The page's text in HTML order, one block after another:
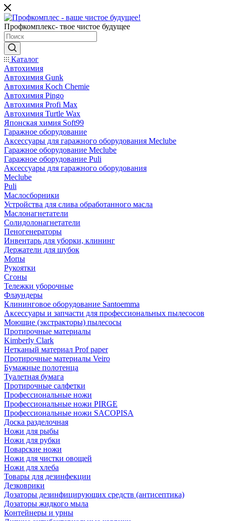
Профкомплекс- твое чистое будущее
Каталог
Автохимия
Автохимия Gunk
Автохимия Koch Chemie
Автохимия Pingo
Автохимия Profi Max
Автохимия Turtle Wax
Японская химия Soft99
Гаражное оборудование
Аксессуары для гаражного оборудования Meclube
Гаражное оборудование Meclube
Гаражное оборудование Puli
Аксессуары для гаражного оборудования
Meclube
Puli
Маслосборники
Устройства для слива обработанного масла
Маслонагнетатели
Солидолонагнетатели
Пеногенераторы
Инвентарь для уборки, клининг
Держатели для шубок
Мопы
Рукоятки
Сгоны
Тележки уборочные
Флаундеры
Клининговое оборудование Santoemma
Аксессуары и запчасти для профессиональных пылесосов
Моющие (экстракторы) пылесосы
Протирочные материалы
Kimberly Clark
Нетканый материал Prof paper
Протирочные материалы Veiro
Бумажные полотенца
Туалетная бумага
Протирочные салфетки
Профессиональные ножи
Профессиональные ножи PIRGE
Профессиональные ножи SACOPISA
Доска разделочная
Ножи для рыбы
Ножи для рубки
Поварские ножи
Ножи для чистки овощей
Ножи для хлеба
Товары для дезинфекции
Дезковрики
Дозаторы дезинфицирующих средств (антисептика)
Дозаторы жидкого мыла
Контейнеры и урны